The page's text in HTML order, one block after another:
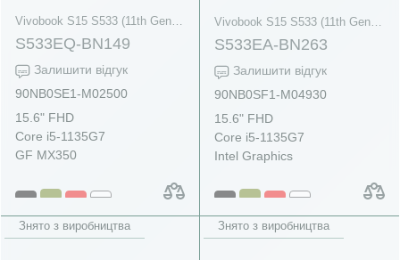
S533EQ-BN149
Залишити відгук
90NB0SE1-M02500
15.6" FHD
Core i5-1135G7
GF MX350
S533EA-BN263
Залишити відгук
90NB0SF1-M04930
15.6" FHD
Core i5-1135G7
Intel Graphics
Знято з виробництва Знято з виробництва